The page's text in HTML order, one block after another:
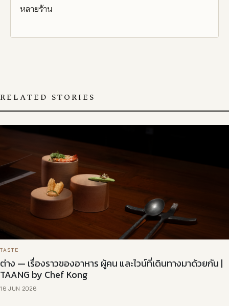
หลายร้าน
RELATED STORIES
TASTE
ต่าง — เรื่องราวของอาหาร ผู้คน และไวน์ที่เดินทางมาด้วยกัน |
TAANG by Chef Kong
16 JUN 2026